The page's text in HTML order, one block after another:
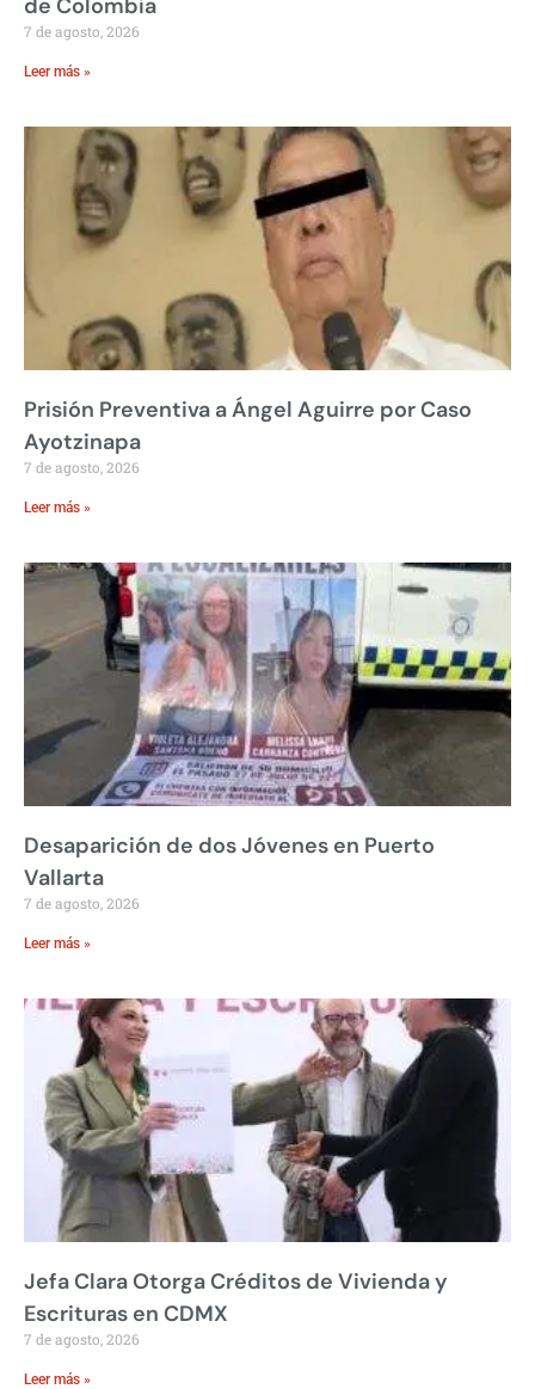
7 de agosto, 2026
Leer más »
Prisión Preventiva a Ángel Aguirre por Caso
Ayotzinapa
7 de agosto, 2026
Leer más »
Desaparición de dos Jóvenes en Puerto
Vallarta
7 de agosto, 2026
Leer más »
Jefa Clara Otorga Créditos de Vivienda y
Escrituras en CDMX
7 de agosto, 2026
Leer más »